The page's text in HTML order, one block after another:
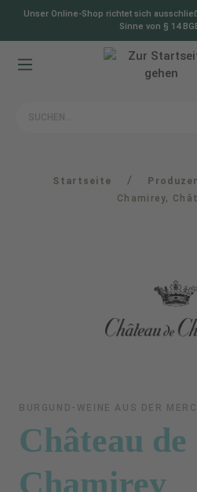
springen
Unser Online-Shop richtet sich
Sinne von § 14
Startseite /
Chamirey,
BURGUND-WEINE AUS DER
Château de
Chamirey